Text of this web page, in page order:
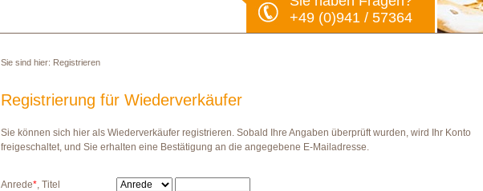
+49 (0)941 / 57364
Sie sind hier: Registrieren
Registrierung für Wiederverkäufer
Sie können sich hier als Wiederverkäufer registrieren. Sobald Ihre Angaben überprüft wurden, wird Ihr Konto
freigeschaltet, und Sie erhalten eine Bestätigung an die angegebene E-Mailadresse.
Anrede*, Titel